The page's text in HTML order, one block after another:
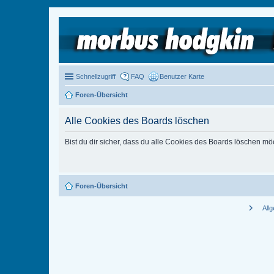
Schnellzugriff FAQ Benutzer Karte
Foren-Übersicht
Alle Cookies des Boards löschen
Bist du dir sicher, dass du alle Cookies des Boards löschen
Foren-Übersicht
chevron_right